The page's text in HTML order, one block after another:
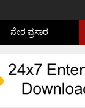
ನೇರ ಪ್ರಸಾರ